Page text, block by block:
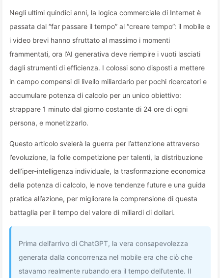
Negli ultimi quindici anni, la logica commerciale di Internet è
passata dal “far passare il tempo” al “creare tempo”: il mobile e
i video brevi hanno sfruttato al massimo i momenti
frammentati, ora l’AI generativa deve riempire i vuoti lasciati
dagli strumenti di efficienza. I colossi sono disposti a mettere
in campo compensi di livello miliardario per pochi ricercatori e
accumulare potenza di calcolo per un unico obiettivo:
strappare 1 minuto dal giorno costante di 24 ore di ogni
persona, e monetizzarlo.
Questo articolo svelerà la guerra per l’attenzione attraverso
l’evoluzione, la folle competizione per talenti, la distribuzione
dell’iper-intelligenza individuale, la trasformazione economica
della potenza di calcolo, le nove tendenze future e una guida
pratica all’azione, per migliorare la comprensione di questa
battaglia per il tempo del valore di miliardi di dollari.
Prima dell’arrivo di ChatGPT, la vera consapevolezza
generata dalla concorrenza nel mobile era che ciò che
stavamo realmente rubando era il tempo dell’utente. Il